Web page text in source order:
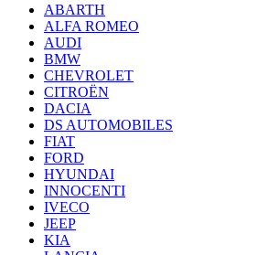
ABARTH
ALFA ROMEO
AUDI
BMW
CHEVROLET
CITROËN
DACIA
DS AUTOMOBILES
FIAT
FORD
HYUNDAI
INNOCENTI
IVECO
JEEP
KIA